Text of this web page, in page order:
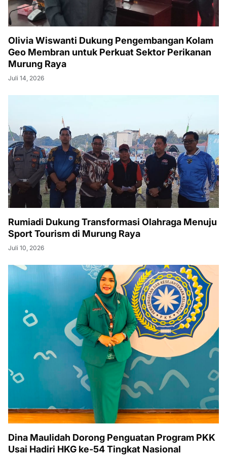
Olivia Wiswanti Dukung Pengembangan Kolam
Geo Membran untuk Perkuat Sektor Perikanan
Murung Raya
Juli 14, 2026
Rumiadi Dukung Transformasi Olahraga Menuju
Sport Tourism di Murung Raya
Juli 10, 2026
Dina Maulidah Dorong Penguatan Program PKK
Usai Hadiri HKG ke-54 Tingkat Nasional